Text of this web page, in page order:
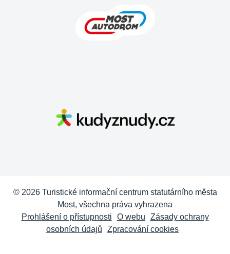
© 2026 Turistické informační centrum statutárního města
Most, všechna práva vyhrazena
Prohlášení o přístupnosti
O webu
Zásady ochrany
osobních údajů
Zpracování cookies